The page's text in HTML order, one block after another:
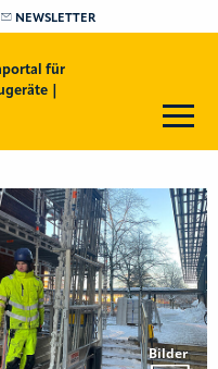
NEWSLETTER
für
|
Bilder